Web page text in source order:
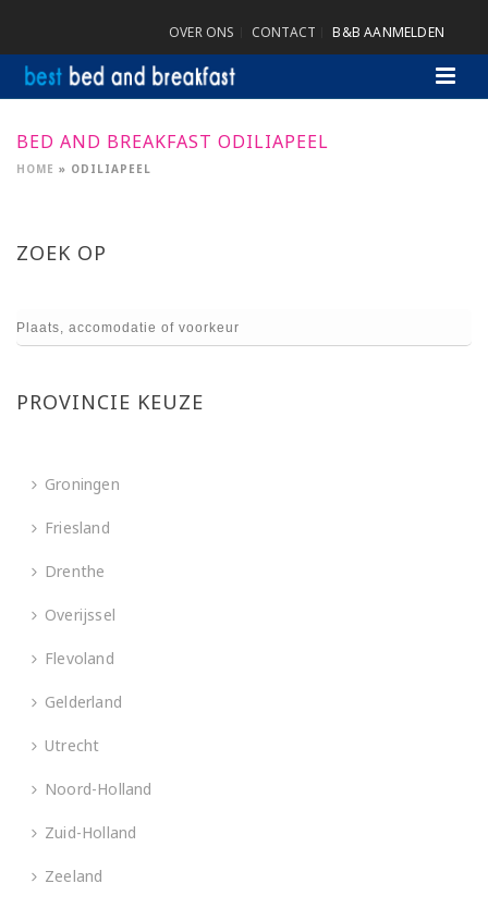
OVER ONS CONTACT B&B AANMELDEN
BED AND BREAKFAST ODILIAPEEL
HOME » ODILIAPEEL
ZOEK OP
PROVINCIE KEUZE
Groningen
Friesland
Drenthe
Overijssel
Flevoland
Gelderland
Utrecht
Noord-Holland
Zuid-Holland
Zeeland